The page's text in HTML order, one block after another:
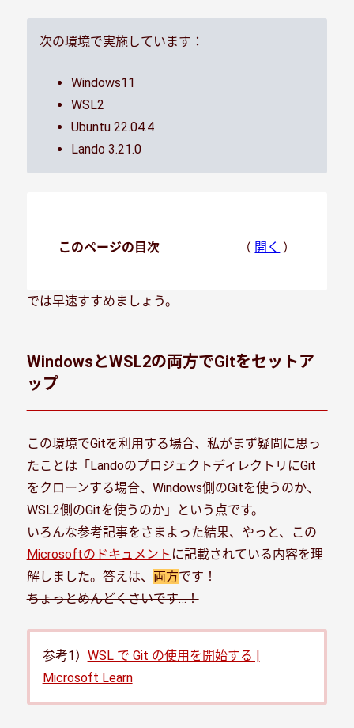
次の環境で実施しています：
Windows11
WSL2
Ubuntu 22.04.4
Lando 3.21.0
このページの目次 （ 開く ）
では早速すすめましょう。
WindowsとWSL2の両方でGitをセットア
ップ
この環境でGitを利用する場合、私がまず疑問に思っ
たことは「LandoのプロジェクトディレクトリにGit
をクローンする場合、Windows側のGitを使うのか、
WSL2側のGitを使うのか」という点です。
いろんな参考記事をさまよった結果、やっと、この
Microsoftのドキュメント に記載されている内容を理
解しました。答えは、 両方です！
ちょっとめんどくさいです…！
参考1） WSL で Git の使用を開始する |
Microsoft Learn